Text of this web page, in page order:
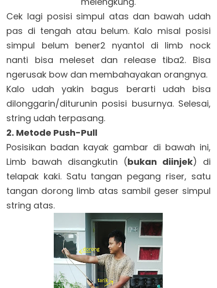
Cek lagi posisi simpul atas dan bawah udah
pas di tengah atau belum. Kalo misal posisi
simpul belum bener2 nyantol di limb nock
nanti bisa meleset dan release tiba2. Bisa
ngerusak bow dan membahayakan orangnya.
Kalo udah yakin bagus berarti udah bisa
dilonggarin/diturunin posisi busurnya. Selesai,
string udah terpasang.
2. Metode Push-Pull
Posisikan badan kayak gambar di bawah ini,
Limb bawah disangkutin (bukan diinjek) di
telapak kaki. Satu tangan pegang riser, satu
tangan dorong limb atas sambil geser simpul
string atas.